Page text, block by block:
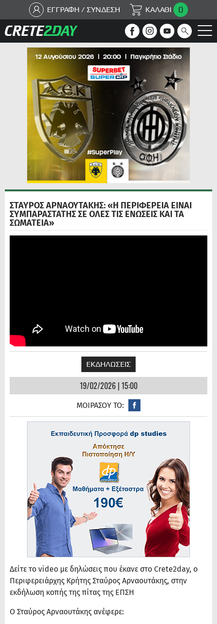
ΕΓΓΡΑΦΗ / ΣΥΝΔΕΣΗ ΚΑΛΑΘΙ 0
ΣΤΑΥΡΟΣ ΑΡΝΑΟΥΤΑΚΗΣ: «Η ΠΕΡΙΦΕΡΕΙΑ ΕΙΝΑΙ
ΣΥΜΠΑΡΑΣΤΑΤΗΣ ΣΕ ΟΛΕΣ ΤΙΣ ΕΝΩΣΕΙΣ ΚΑΙ ΤΑ
ΣΩΜΑΤΕΙΑ»
ΕΚΔΗΛΩΣΕΙΣ
19/02/2026 | 15:00
ΜΟΙΡΑΣΟΥ ΤΟ:
Δείτε το video με δηλώσεις που έκανε στο Crete2day, ο
Περιφερειάρχης Κρήτης Σταύρος Αρναουτάκης, στην
εκδήλωση κοπής της πίτας της ΕΠΣΗ
Ο Σταύρος Αρναουτάκης ανέφερε: